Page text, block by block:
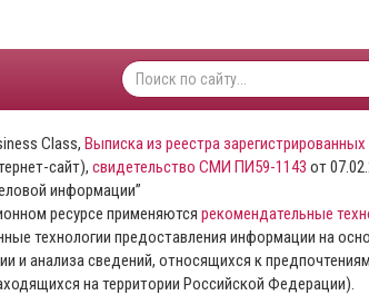
Class, Выписка из реестра
сайт), свидетельство СМИ ПИ59-1143 от
информации”
ресурсе применяются рекомендательные
технологии предоставления информации на
и анализа сведений, относящихся к
на территории Российской Федерации).